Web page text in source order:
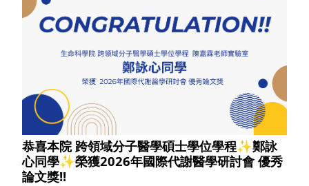
恭喜本院 跨領域分子醫學碩士學位學程✨鄭詠
心同學✨榮獲2026年國際代謝醫學研討會 優秀
論文獎!!